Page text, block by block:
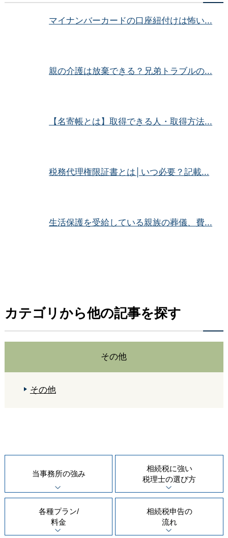
マイナンバーカードの口座紐付けは怖い...
親の介護は放棄できる？兄弟トラブルの...
【名寄帳とは】取得できる人・取得方法...
税務代理権限証書とは│いつ必要？記載...
生活保護を受給している親族の葬儀、費...
カテゴリから他の記事を探す
その他
その他
当事務所の強み
相続税に強い
税理士の選び方
各種プラン/
料金
相続税申告の
流れ